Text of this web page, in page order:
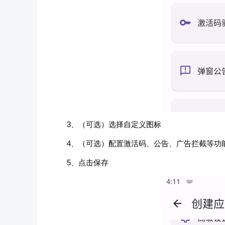
3、（可选）选择自定义图标
4、（可选）配置激活码、公告、广告拦截等功
5、点击保存